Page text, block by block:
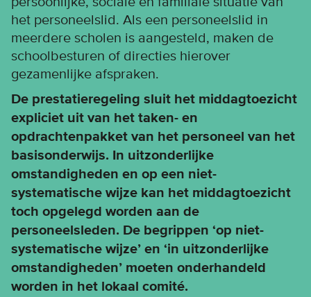
het personeelslid. Als een personeelslid in
meerdere scholen is aangesteld, maken de
schoolbesturen of directies hierover
gezamenlijke afspraken.
De prestatieregeling sluit het middagtoezicht
expliciet uit van het taken- en
opdrachtenpakket van het personeel van het
basisonderwijs. In uitzonderlijke
omstandigheden en op een niet-
systematische wijze kan het middagtoezicht
toch opgelegd worden aan de
personeelsleden. De begrippen ‘op niet-
systematische wijze’ en ‘in uitzonderlijke
omstandigheden’ moeten onderhandeld
worden in het lokaal comité.